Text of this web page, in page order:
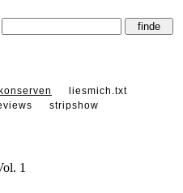
liesmich.txt
stripshow
1